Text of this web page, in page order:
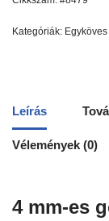
Kategóriák:
Leírás
Vélemények (0)
4 mm-es